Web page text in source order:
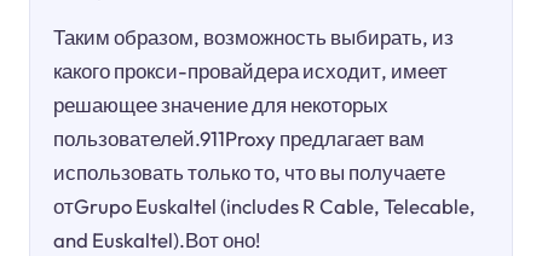
Таким образом, возможность выбирать, из
какого прокси-провайдера исходит, имеет
решающее значение для некоторых
пользователей.911Proxy предлагает вам
использовать только то, что вы получаете
отGrupo Euskaltel (includes R Cable, Telecable,
and Euskaltel).Вот оно!